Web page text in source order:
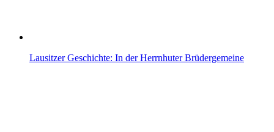
Lausitzer Geschichte: In der Herrnhuter Brüdergemeine